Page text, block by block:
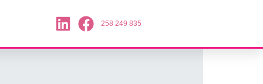
258 249 835